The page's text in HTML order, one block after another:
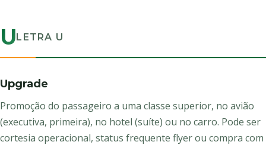
ULETRA U
Upgrade
Promoção do passageiro a uma classe superior, no avião
(executiva, primeira), no hotel (suíte) ou no carro. Pode ser
cortesia operacional, status frequente flyer ou compra com